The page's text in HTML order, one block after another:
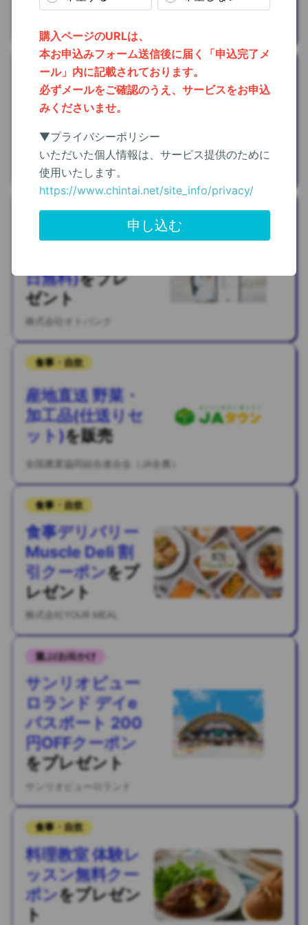
おうち時間
IKEA家具・生活
雑貨を 5%OFF
イケア・ジャパン株式会社
スキルアップ
オーディオブッ
日無料)をプレ
ゼント
株式会社オトバンク
食事・自炊
産地直送 野菜・
加工品(仕送りセ
ット)を販売
全国農業協同組合連合会（JA全農）
食事・自炊
食事デリバリー
Muscle Deli 割
引クーポンをプ
レゼント
株式会社YOUR MEAL
遊ぶ/お出かけ
サンリオピュー
ロランド デイe
パスポート 200
円OFFクーポン
をプレゼント
サンリオピューロランド
食事・自炊
料理教室 体験レ
ッスン無料クー
ポンをプレゼン
ト